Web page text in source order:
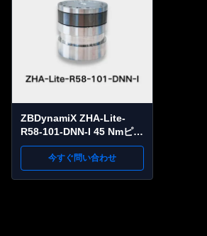
ZBDynamiX ZHA-Lite-
R58-101-DNN-I 45 Nmピー
クトルクと101:1減速比の
軽量ハーモニックジョイン
トアクチュエータ
今すぐ問い合わせ